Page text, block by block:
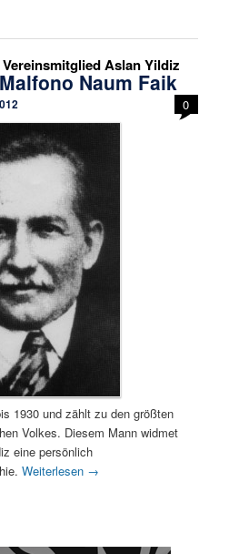
Aslan Yildiz
Naum Faik
0
1930 und zählt zu den größten
Volkes. Diesem Mann widmet
eine persönlich
Weiterlesen →